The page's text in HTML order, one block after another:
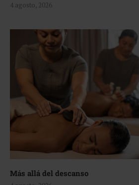
4 agosto, 2026
Más allá del descanso